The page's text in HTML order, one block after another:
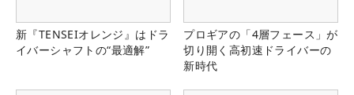
新『TENSEIオレンジ』はドラ
イバーシャフトの“最適解”
プロギアの「4層フェース」が
切り開く高初速ドライバーの
新時代